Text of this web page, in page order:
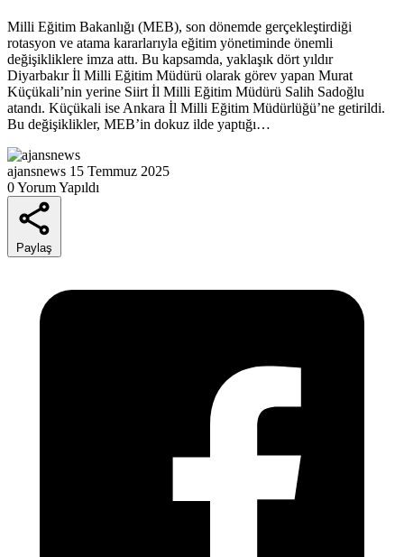
Milli Eğitim Bakanlığı (MEB), son dönemde gerçekleştirdiği
rotasyon ve atama kararlarıyla eğitim yönetiminde önemli
değişikliklere imza attı. Bu kapsamda, yaklaşık dört yıldır
Diyarbakır İl Milli Eğitim Müdürü olarak görev yapan Murat
Küçükali’nin yerine Siirt İl Milli Eğitim Müdürü Salih Sadoğlu
atandı. Küçükali ise Ankara İl Milli Eğitim Müdürlüğü’ne getirildi.
Bu değişiklikler, MEB’in dokuz ilde yaptığı…
ajansnews 15 Temmuz 2025
0 Yorum Yapıldı
Paylaş